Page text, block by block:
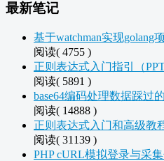
最新笔记
基于watchman实现golang
阅读( 4755 )
正则表达式入门指引（PPT
阅读( 5891 )
base64编码处理数据踩过
阅读( 14888 )
正则表达式入门和高级教
阅读( 31139 )
PHP cURL模拟登录与采